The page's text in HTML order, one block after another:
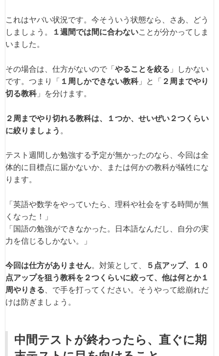
これはヤバい状況です。今そういう状態なら、さあ、どう
しましょう。
１週間では間に合わないことが分かってしま
いました。
その場合は、仕方がないので「やることを絞る 」しかない
です。つまり「 １周しかできない教科」と「 ２周までやり
切る教科」を分けます。
２周までやり切れる教科は、１つか、せいぜい２つくらい
に絞りましょう
テスト週間しか勉強する予定が無かったのなら、今回は全
体的に目標点に届かないか、または何かの教科が犠牲にな
ります。
「英語や数学をやっていたら、理科や社会をする時間が無
くなった！」
「国語の勉強ができなかった。日本語なんだし、自分の実
力を信じるしかない。」
今回は仕方がありません。対策として、
５点アップ、１０
点アップを狙う教科を２つくらいに絞って、他は何とか１
周やりきる 、で手を打ってください。そうやって総崩れだ
けは防ぎましょう。
中間テストが終わったら、直ぐに期